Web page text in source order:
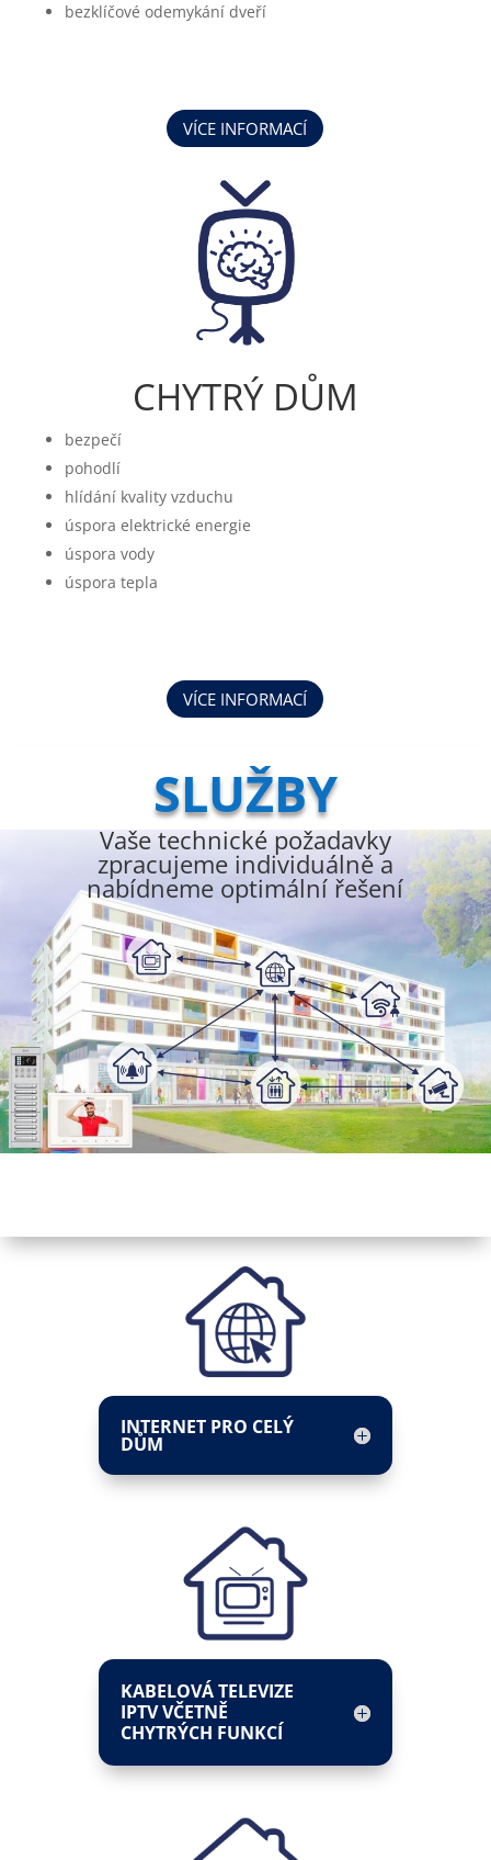
bezklíčové odemykání dveří
VÍCE INFORMACÍ
CHYTRÝ DŮM
bezpečí
pohodlí
hlídání kvality vzduchu
úspora elektrické energie
úspora vody
úspora tepla
VÍCE INFORMACÍ
SLUŽBY
Vaše technické požadavky
zpracujeme individuálně a
nabídneme optimální řešení
INTERNET PRO CELÝ
DŮM
KABELOVÁ TELEVIZE
IPTV VČETNĚ
CHYTRÝCH FUNKCÍ